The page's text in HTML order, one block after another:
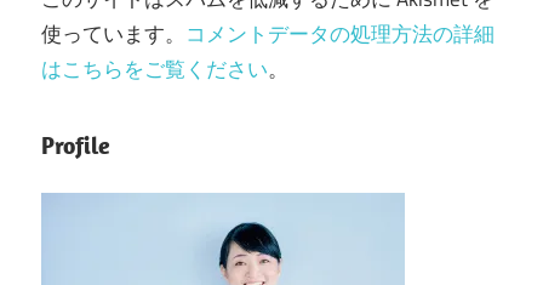
使っています。 コメントデータの処理方法の詳細
はこちらをご覧ください。
Profile